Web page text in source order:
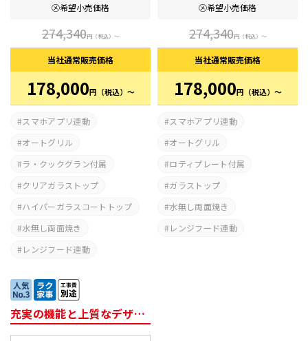
㋱希望小売価格
274,340円（税込）～
当社通常販売価格
178,000円 （税込）～
スマホアプリ連動
オートグリル
ラ・クックグラン付属
クリアガラストップ
ハイパーガラスコートトップ
水無し両面焼き
レンジフード連動
㋱希望小売価格
274,340円（税込）～
当社通常販売価格
178,000円 （税込）～
スマホアプリ連動
オートグリル
ロティプレート付属
ガラストップ
水無し両面焼き
レンジフード連動
充実の機能と上質なデザイン